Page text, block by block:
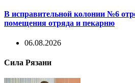
В исправительной колонии №6
помещения отряда и пекарню
06.08.2026
Сила Рязани